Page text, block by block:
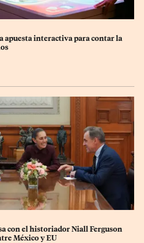
apuesta interactiva para contar la
con el historiador Niall Ferguson
México y EU